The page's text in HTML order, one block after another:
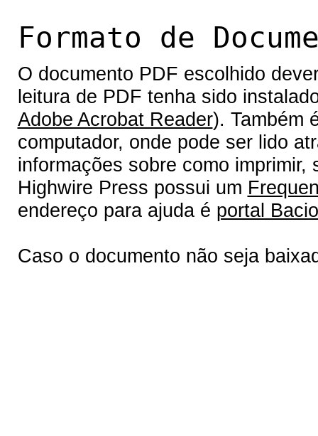
Formato de
O documento PDF escolhido
leitura de PDF tenha sido
Adobe Acrobat Reader). Também
computador, onde pode ser lido
informações sobre como
Highwire Press possui um
endereço para ajuda é portal
Caso o documento não seja